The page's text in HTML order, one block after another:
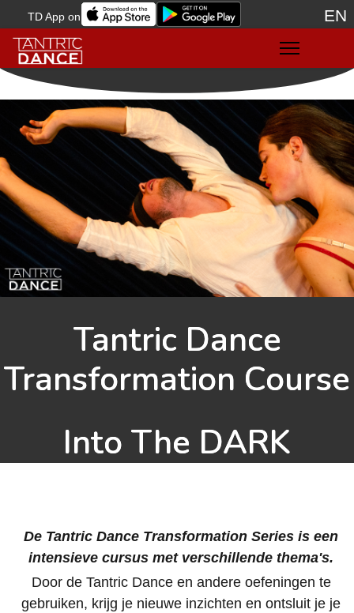
TD App on EN
Tantric Dance
Transformation Course
Into The DARK
De Tantric Dance Transformation Series is een
intensieve cursus met verschillende thema's.
Door de Tantric Dance en andere oefeningen te
gebruiken, krijg je nieuwe inzichten en ontsluit je je